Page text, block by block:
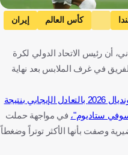
كأس العالم
إيران
أن رئيس الاتحاد الدولي لكرة
الفريق في غرف الملابس بعد نهاية
واستهل المنتخب الإيراني مشواره في مونديال 2026 بالتعادل الإيجابي بنتيجة
في مواجهة حملت
وصفت بأنها الأكثر توتراً وضغطاً